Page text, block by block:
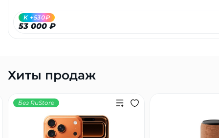
53 000 ₽
K +530₽
Хиты продаж
Без RuStore